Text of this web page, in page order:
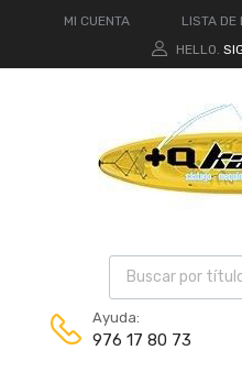
MI CUENTA LISTA DE
HELLO.
Ayuda:
976 17 80 73